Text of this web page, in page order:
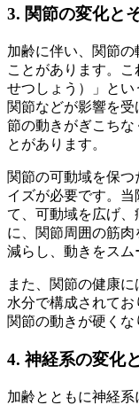
3. 関節の変化と
加齢に伴い、関節
ことがあります。
せつしょう）」と
関節などが影響を
節の動きがぎこちな
とがあります。
関節の可動域を保
イズが必要です。
て、可動域を広げ
に、関節周囲の筋
減らし、動きをスム
また、関節の健康
水分で構成されてお
関節の動きが硬くな
4. 神経系の変化
加齢とともに神経